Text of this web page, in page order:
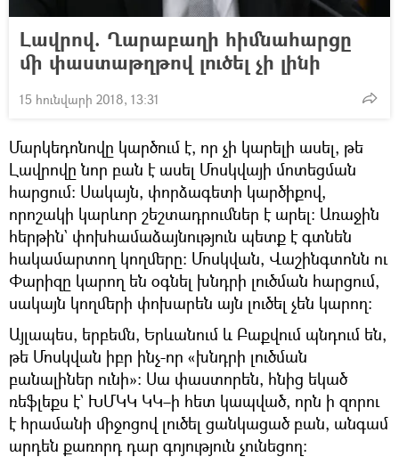
Լավրով. Ղարաբաղի հիմնահարցը
մի փաստաթղթով լուծել չի լինի
15 հունվարի 2018, 13:31
Մարկեդոնովը կարծում է, որ չի կարելի ասել, թե
Լավրովը նոր բան է ասել Մոսկվայի մոտեցման
հարցում։ Սակայն, փորձագետի կարծիքով,
որոշակի կարևոր շեշտադրումներ է արել։ Առաջին
հերթին` փոխհամաձայնություն պետք է գտնեն
հակամարտող կողմերը։ Մոսկվան, Վաշինգտոնն ու
Փարիզը կարող են օգնել խնդրի լուծման հարցում,
սակայն կողմերի փոխարեն այն լուծել չեն կարող։
Այլապես, երբեմն, Երևանում և Բաքվում պնդում են,
թե Մոսկվան իբր ինչ-որ «խնդրի լուծման
բանալիներ ունի»։ Սա փաստորեն, հնից եկած
ռեֆլեքս է` ԽՄԿԿ ԿԿ–ի հետ կապված, որն ի զորու
է հրամանի միջոցով լուծել ցանկացած բան, անգամ
արդեն քառորդ դար գոյություն չունեցող։